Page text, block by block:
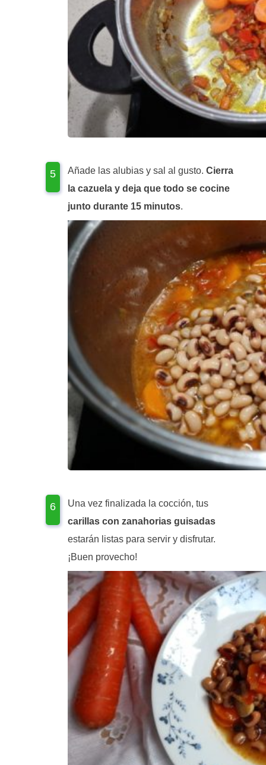
Añade las alubias y sal al gusto. Cierra
la cazuela y deja que todo se cocine
junto durante 15 minutos.
Una vez finalizada la cocción, tus
carillas con zanahorias guisadas
estarán listas para servir y disfrutar.
¡Buen provecho!